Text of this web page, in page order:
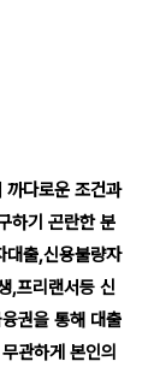
까다로운 조건과
하기 곤란한 분
대출,신용불량자
,프리랜서등 신
권을 통해 대출
관하게 본인의